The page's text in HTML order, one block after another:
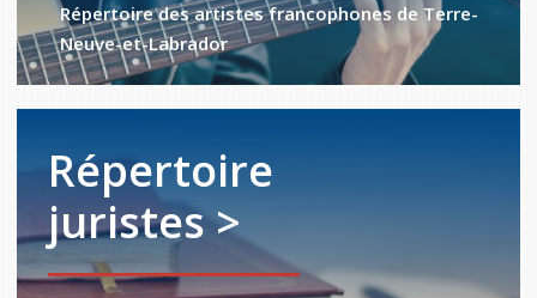
Répertoire des artistes francophones de Terre-
Neuve-et-Labrador
Répertoire
juristes >